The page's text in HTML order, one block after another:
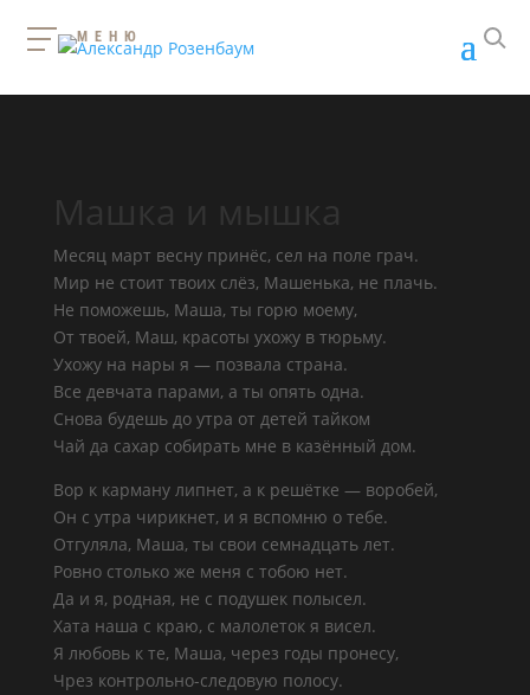
Машка и мышка
Месяц март весну принёс, сел на поле грач.
Мир не стоит твоих слёз, Машенька, не плачь.
Не поможешь, Маша, ты горю моему,
От твоей, Маш, красоты ухожу в тюрьму.
Ухожу на нары я — позвала страна.
Все девчата парами, а ты опять одна.
Снова будешь до утра от детей тайком
Чай да сахар собирать мне в казённый дом.
Вор к карману липнет, а к решётке — воробей,
Он с утра чирикнет, и я вспомню о тебе.
Отгуляла, Маша, ты свои семнадцать лет.
Ровно столько же меня с тобою нет.
Да и я, родная, не с подушек полысел.
Хата наша с краю, с малолеток я висел.
Я любовь к те, Маша, через годы пронесу,
Чрез контрольно-следовую полосу.
МЕНЮ